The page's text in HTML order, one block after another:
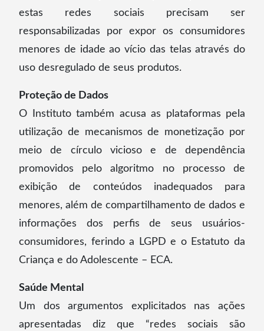
estas redes sociais precisam ser
responsabilizadas por expor os consumidores
menores de idade ao vício das telas através do
uso desregulado de seus produtos.
Proteção de Dados
O Instituto também acusa as plataformas pela
utilização de mecanismos de monetização por
meio de círculo vicioso e de dependência
promovidos pelo algoritmo no processo de
exibição de conteúdos inadequados para
menores, além de compartilhamento de dados e
informações dos perfis de seus usuários-
consumidores, ferindo a LGPD e o Estatuto da
Criança e do Adolescente – ECA.
Saúde Mental
Um dos argumentos explicitados nas ações
apresentadas diz que “redes sociais são